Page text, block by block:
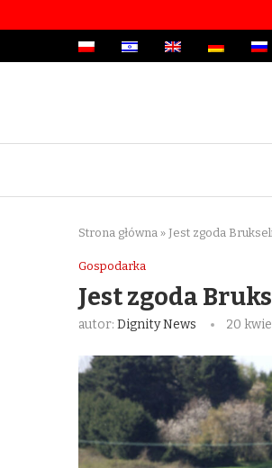
Strona główna » Jest zgoda
Gospodarka
Jest zgoda
autor: Dignity News 20